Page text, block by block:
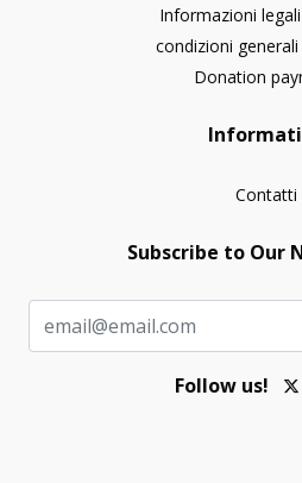
Informazioni
condizioni
Donation
Contatti
Subscribe to Our
Follow us!